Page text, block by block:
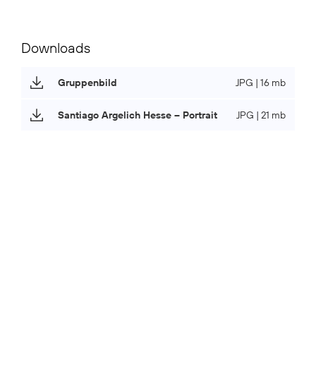
Downloads
Gruppenbild JPG | 16 mb
Santiago Argelich Hesse – Portrait JPG | 21 mb